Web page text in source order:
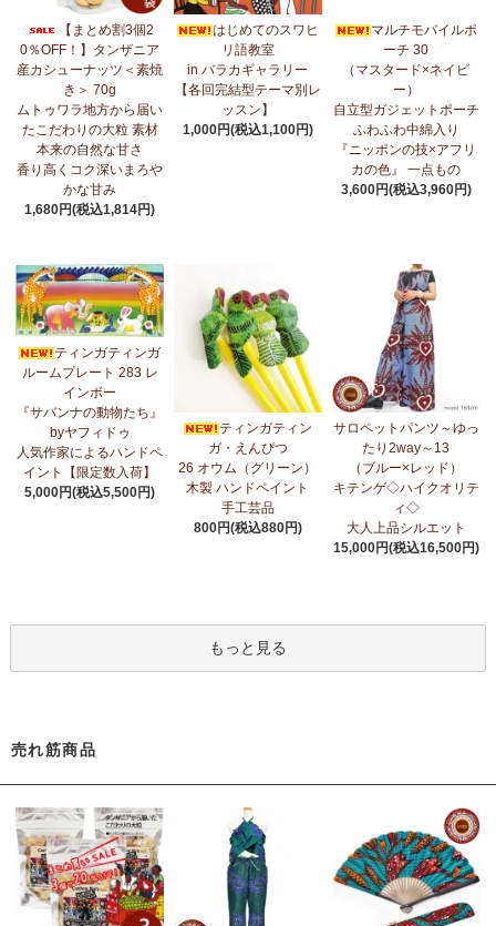
フリルマルチストール新入荷！ ～腰や首に巻いてアレンジ
無限大！
7/10： ティンガティンガ・アート～マサイの作品 新入荷！
7/10：ティンガティンガ・アート～Sサイズの作品 新入荷！作家
名ごとに2つのカテゴリーでご紹介します
→ 作家名 A―L
7/7：カンガ2026新柄 タンザニアより完全限定入荷！
7/3：【まとめ割SALE！】3個で10％OFF！タンザニア産カシュー
ナッツ＜素焼き＞＜うす塩＞～こだわりの大粒 香り高くコク深い
まろやかな甘み～
6/30： マルチモバイルポーチ新入荷！『ニッポンの技×アフリカ
の色』
6/30：ティンガティンガ・アート～Sサイズの作品 新入荷！作家
名ごとに2つのカテゴリーでご紹介します
→ 作家名 A―L
→ 作家名 M―Z
アフリカスクワランオイル～100％天然由来成分、無添加～
ウエルネス アロマ カテゴリーに新入荷！
ハイクオリティ◇で仕立てた新作登場！『ニッポンの技×アフリカ
の色』
5/14： アフリカンピアス
荷！～天然素材 環境配慮したエシカル製品～
5/14：アフリカンネックレス
アフリカンアクセサリーコーナー新
入荷！～天然素材 環境配慮したエシカル製品～
5/4：ノーカラーボレロジャケット新入荷！～キテンゲ◇ハイクオ
リティ◇で仕立てた新作登場！『ニッポンの技×アフリカの色』
【まとめ割3個2
0％OFF！】タンザニア
産カシューナッツ＜素焼
き＞ 70g
ムトゥワラ地方から届い
たこだわりの大粒 素材
本来の自然な甘さ
香り高くコク深いまろや
かな甘み
1,680円(税込1,814円)
はじめてのスワヒ
リ語教室
in バラカギャラリー
【各回完結型テーマ別レ
ッスン】
1,000円(税込1,100円)
マルチモバイルポ
ーチ 30
（マスタード×ネイビ
ー）
自立型ガジェットポーチ
ふわふわ中綿入り
『ニッポンの技×アフリ
カの色』 一点もの
3,600円(税込3,960円)
ティンガティンガ
ルームプレート 283 レ
インボー
『サバンナの動物たち』
byヤフィドゥ
人気作家によるハンドペ
イント【限定数入荷】
5,000円(税込5,500円)
ティンガティン
ガ・えんぴつ
26 オウム（グリーン）
木製 ハンドペイント
手工芸品
800円(税込880円)
サロペットパンツ～ゆっ
たり2way～13
（ブルー×レッド）
キテンゲ◇ハイクオリテ
ィ◇
大人上品シルエット
15,000円(税込16,500円)
もっと見る
売れ筋商品